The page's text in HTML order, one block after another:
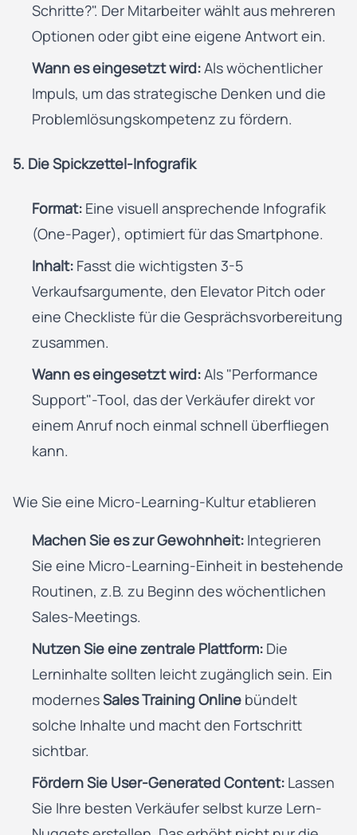
Schritte?". Der Mitarbeiter wählt aus mehreren
Optionen oder gibt eine eigene Antwort ein.
Wann es eingesetzt wird:Als wöchentlicher
Impuls, um das strategische Denken und die
Problemlösungskompetenz zu fördern.
5. Die Spickzettel-Infografik
Format: Eine visuell ansprechende Infografik
(One-Pager), optimiert für das Smartphone.
Inhalt: Fasst die wichtigsten 3-5
Verkaufsargumente, den Elevator Pitch oder
eine Checkliste für die Gesprächsvorbereitung
zusammen.
Wann es eingesetzt wird:Als "Performance
Support"-Tool, das der Verkäufer direkt vor
einem Anruf noch einmal schnell überfliegen
kann.
Wie Sie eine Micro-Learning-Kultur etablieren
Machen Sie es zur Gewohnheit: Integrieren
Sie eine Micro-Learning-Einheit in bestehende
Routinen, z.B. zu Beginn des wöchentlichen
Sales-Meetings.
Nutzen Sie eine zentrale Plattform: Die
Lerninhalte sollten leicht zugänglich sein. Ein
modernesSales Training Online bündelt
solche Inhalte und macht den Fortschritt
sichtbar.
Fördern Sie User-Generated Content: Lassen
Sie Ihre besten Verkäufer selbst kurze Lern-